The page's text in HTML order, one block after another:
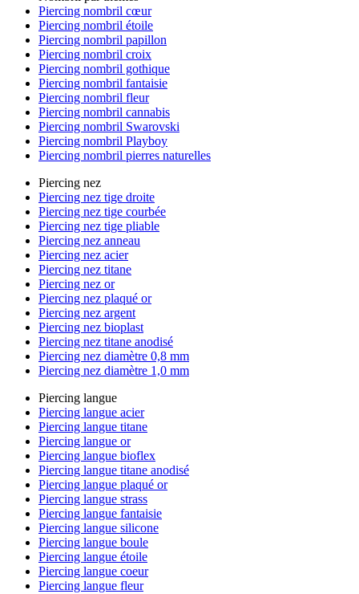
Piercing nombril cœur
Piercing nombril étoile
Piercing nombril papillon
Piercing nombril croix
Piercing nombril gothique
Piercing nombril fantaisie
Piercing nombril fleur
Piercing nombril cannabis
Piercing nombril Swarovski
Piercing nombril Playboy
Piercing nombril pierres naturelles
Piercing nez
Piercing nez tige droite
Piercing nez tige courbée
Piercing nez tige pliable
Piercing nez anneau
Piercing nez acier
Piercing nez titane
Piercing nez or
Piercing nez plaqué or
Piercing nez argent
Piercing nez bioplast
Piercing nez titane anodisé
Piercing nez diamètre 0,8 mm
Piercing nez diamètre 1,0 mm
Piercing langue
Piercing langue acier
Piercing langue titane
Piercing langue or
Piercing langue bioflex
Piercing langue titane anodisé
Piercing langue plaqué or
Piercing langue strass
Piercing langue fantaisie
Piercing langue silicone
Piercing langue boule
Piercing langue étoile
Piercing langue coeur
Piercing langue fleur